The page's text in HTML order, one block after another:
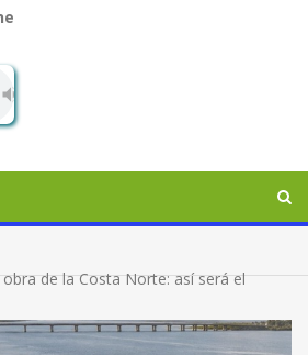
de la Costa Norte: así será el